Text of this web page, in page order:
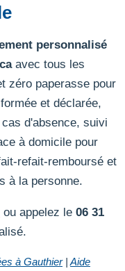
personnalisé
avec tous les
zéro paperasse pour
et déclarée,
d'absence, suivi
à domicile pour
refait-remboursé et
à la personne.
ou appelez le 06 31
à Gauthier| Aide